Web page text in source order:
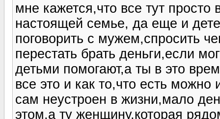
мне кажется,что все тут просто
настоящей семье, да еще и
поговорить с мужем,спросить
перестать брать деньги,если
детьми помогают,а ты в это
все это и как то,что есть
сам неустроен в жизни,мало
этом,а ту женщину,которая